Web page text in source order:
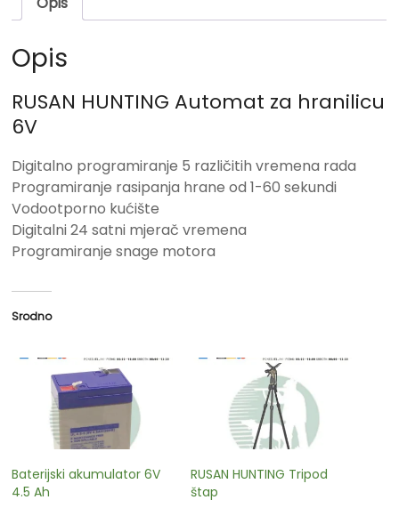
Opis
RUSAN HUNTING Automat za hranilicu
6V
Digitalno programiranje 5 različitih vremena rada
Programiranje rasipanja hrane od 1-60 sekundi
Vodootporno kućište
Digitalni 24 satni mjerač vremena
Programiranje snage motora
Srodno
Baterijski akumulator 6V
4.5 Ah
RUSAN HUNTING Tripod
štap